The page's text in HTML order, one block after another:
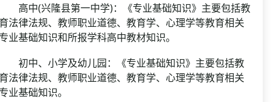
中(兴隆县第一中学)：《专业基础知识》主要包括教
法律法规、教师职业道德、教育学、心理学等教育相关
业基础知识和所报学科高中教材知识。
中、小学及幼儿园：《专业基础知识》主要包括教
法律法规、教师职业道德、教育学、心理学等教育相关
业基础知识。